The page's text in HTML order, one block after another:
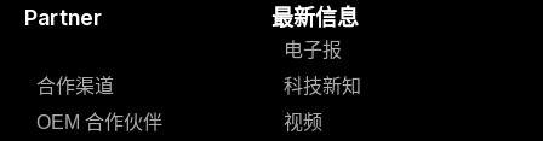
Partner 最新信息
合作渠道
OEM 合作伙伴
电子报
科技新知
视频